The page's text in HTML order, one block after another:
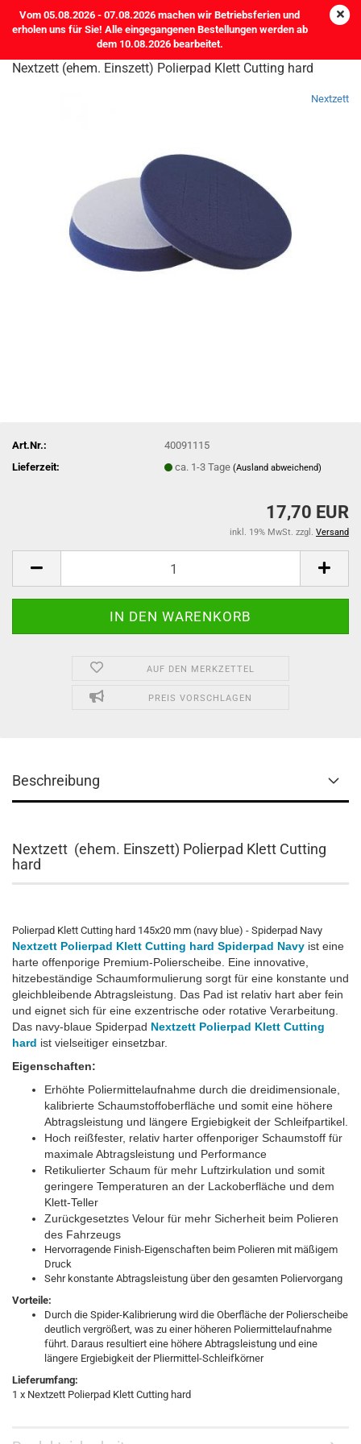
Vom 05.08.2026 - 07.08.2026 machen wir Betriebsferien und
erholen uns für Sie! Alle eingegangenen Bestellungen werden ab
dem 10.08.2026 bearbeitet.
Nextzett (ehem. Einszett) Polierpad Klett Cutting hard
Nextzett
Art.Nr.:
40091115
Lieferzeit:
ca. 1-3 Tage(Ausland abweichend)
17,70 EUR
inkl. 19% MwSt. zzgl. Versand
AUF DEN MERKZETTEL
PREIS VORSCHLAGEN
Beschreibung
Nextzett (ehem. Einszett) Polierpad Klett Cutting
hard
Polierpad Klett Cutting hard 145x20 mm (navy blue) - Spiderpad Navy
Nextzett Polierpad Klett Cutting hard Spiderpad Navy ist eine
harte offenporige Premium-Polierscheibe. Eine innovative,
hitzebeständige Schaumformulierung sorgt für eine konstante und
gleichbleibende Abtragsleistung. Das Pad ist relativ hart aber fein
und eignet sich für eine exzentrische oder rotative Verarbeitung.
Das navy-blaue Spiderpad Nextzett Polierpad Klett Cutting
hard ist vielseitiger einsetzbar.
Eigenschaften:
Erhöhte Poliermittelaufnahme durch die dreidimensionale,
kalibrierte Schaumstoffoberfläche und somit eine höhere
Abtragsleistung und längere Ergiebigkeit der Schleifpartikel.
Hoch reißfester, relativ harter offenporiger Schaumstoff für
maximale Abtragsleistung und Performance
Retikulierter Schaum für mehr Luftzirkulation und somit
geringere Temperaturen an der Lackoberfläche und dem
Klett-Teller
Zurückgesetztes Velour für mehr Sicherheit beim Polieren
des Fahrzeugs
Hervorragende Finish-Eigenschaften beim Polieren mit mäßigem
Druck
Sehr konstante Abtragsleistung über den gesamten Poliervorgang
Vorteile:
Durch die Spider-Kalibrierung wird die Oberfläche der Polierscheibe
deutlich vergrößert, was zu einer höheren Poliermittelaufnahme
führt. Daraus resultiert eine höhere Abtragsleistung und eine
längere Ergiebigkeit der Pliermittel-Schleifkörner
Lieferumfang:
1 x Nextzett Polierpad Klett Cutting hard